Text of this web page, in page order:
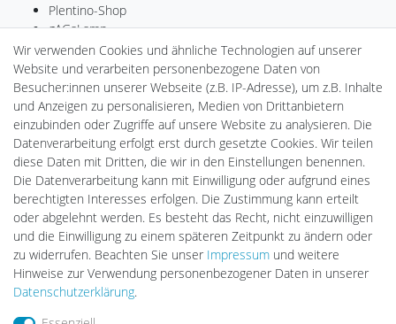
Plentino-Shop
gAGaLamp
Drohnenstore24
Cardanlight-Shop
Batteriespeicher
PlentiSolar
Gebrauchtlicht
Ledkauf
DEYESOLAR
Lightech Connect
CardanLight Europe
FORTIMO LEDs
LED-RETROSHOP
MeinUSB
Wir verwenden Cookies und ähnliche Technologien auf unserer
Website und verarbeiten personenbezogene Daten von
Besucher:innen unserer Webseite (z.B. IP-Adresse), um z.B. Inhalte
und Anzeigen zu personalisieren, Medien von Drittanbietern
einzubinden oder Zugriffe auf unsere Website zu analysieren. Die
Datenverarbeitung erfolgt erst durch gesetzte Cookies. Wir teilen
diese Daten mit Dritten, die wir in den Einstellungen benennen.
Die Datenverarbeitung kann mit Einwilligung oder aufgrund eines
berechtigten Interesses erfolgen. Die Zustimmung kann erteilt
oder abgelehnt werden. Es besteht das Recht, nicht einzuwilligen
und die Einwilligung zu einem späteren Zeitpunkt zu ändern oder
zu widerrufen. Beachten Sie unser Impressum und weitere
Hinweise zur Verwendung personenbezogener Daten in unserer
Daten­schutz­erklärung.